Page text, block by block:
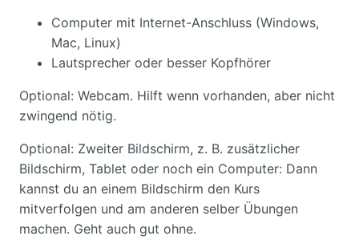
Computer mit Internet-Anschluss (Windows,
Mac, Linux)
Lautsprecher oder besser Kopfhörer
Optional: Webcam. Hilft wenn vorhanden, aber nicht
zwingend nötig.
Optional: Zweiter Bildschirm, z. B. zusätzlicher
Bildschirm, Tablet oder noch ein Computer: Dann
kannst du an einem Bildschirm den Kurs
mitverfolgen und am anderen selber Übungen
machen. Geht auch gut ohne.